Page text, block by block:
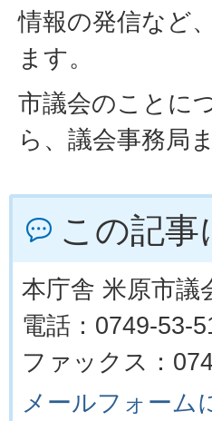
情報の発信など
ます。
市議会のことに
ら、議会事務局
この記
本庁舎 米原市議
電話：0749-53-
ファックス：
メールフォーム